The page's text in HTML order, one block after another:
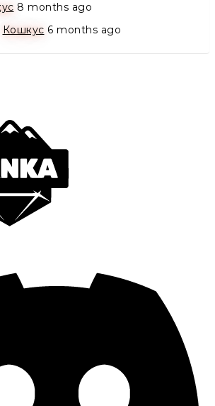
8 months ago
Кошкус 6 months ago